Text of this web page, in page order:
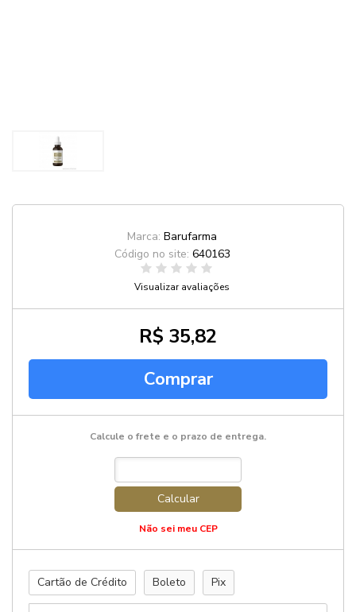
Marca: Barufarma
Código no site: 640163
Visualizar avaliações
R$ 35,82
Comprar
Calcule o frete e o prazo de entrega.
Calcular
Não sei meu CEP
Cartão de Crédito Boleto Pix